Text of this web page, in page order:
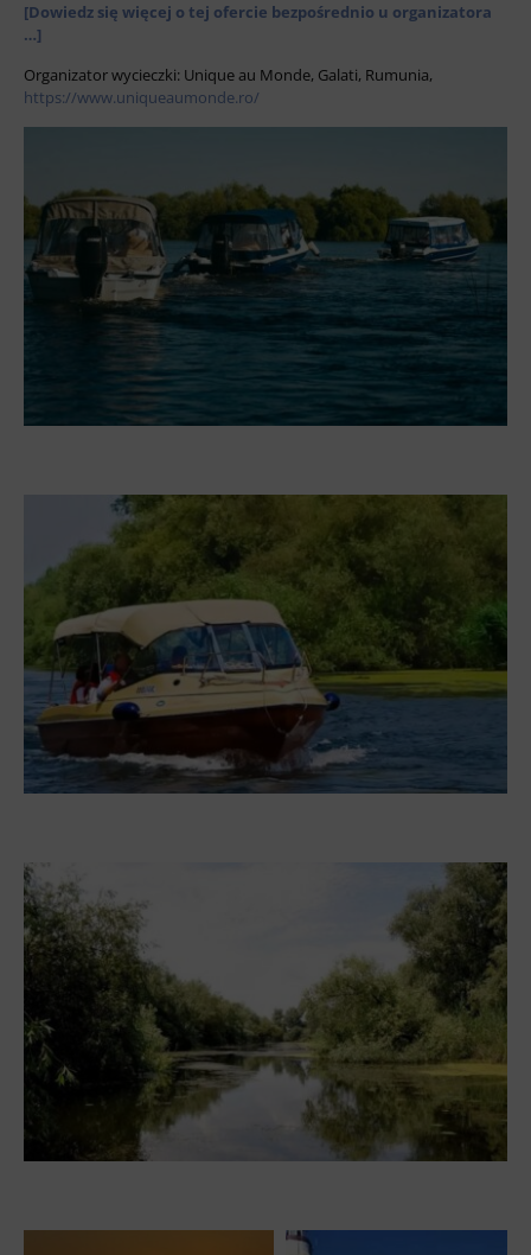
[Dowiedz się więcej o tej ofercie bezpośrednio u organizatora
…]
Organizator wycieczki: Unique au Monde, Galati, Rumunia,
https://www.uniqueaumonde.ro/